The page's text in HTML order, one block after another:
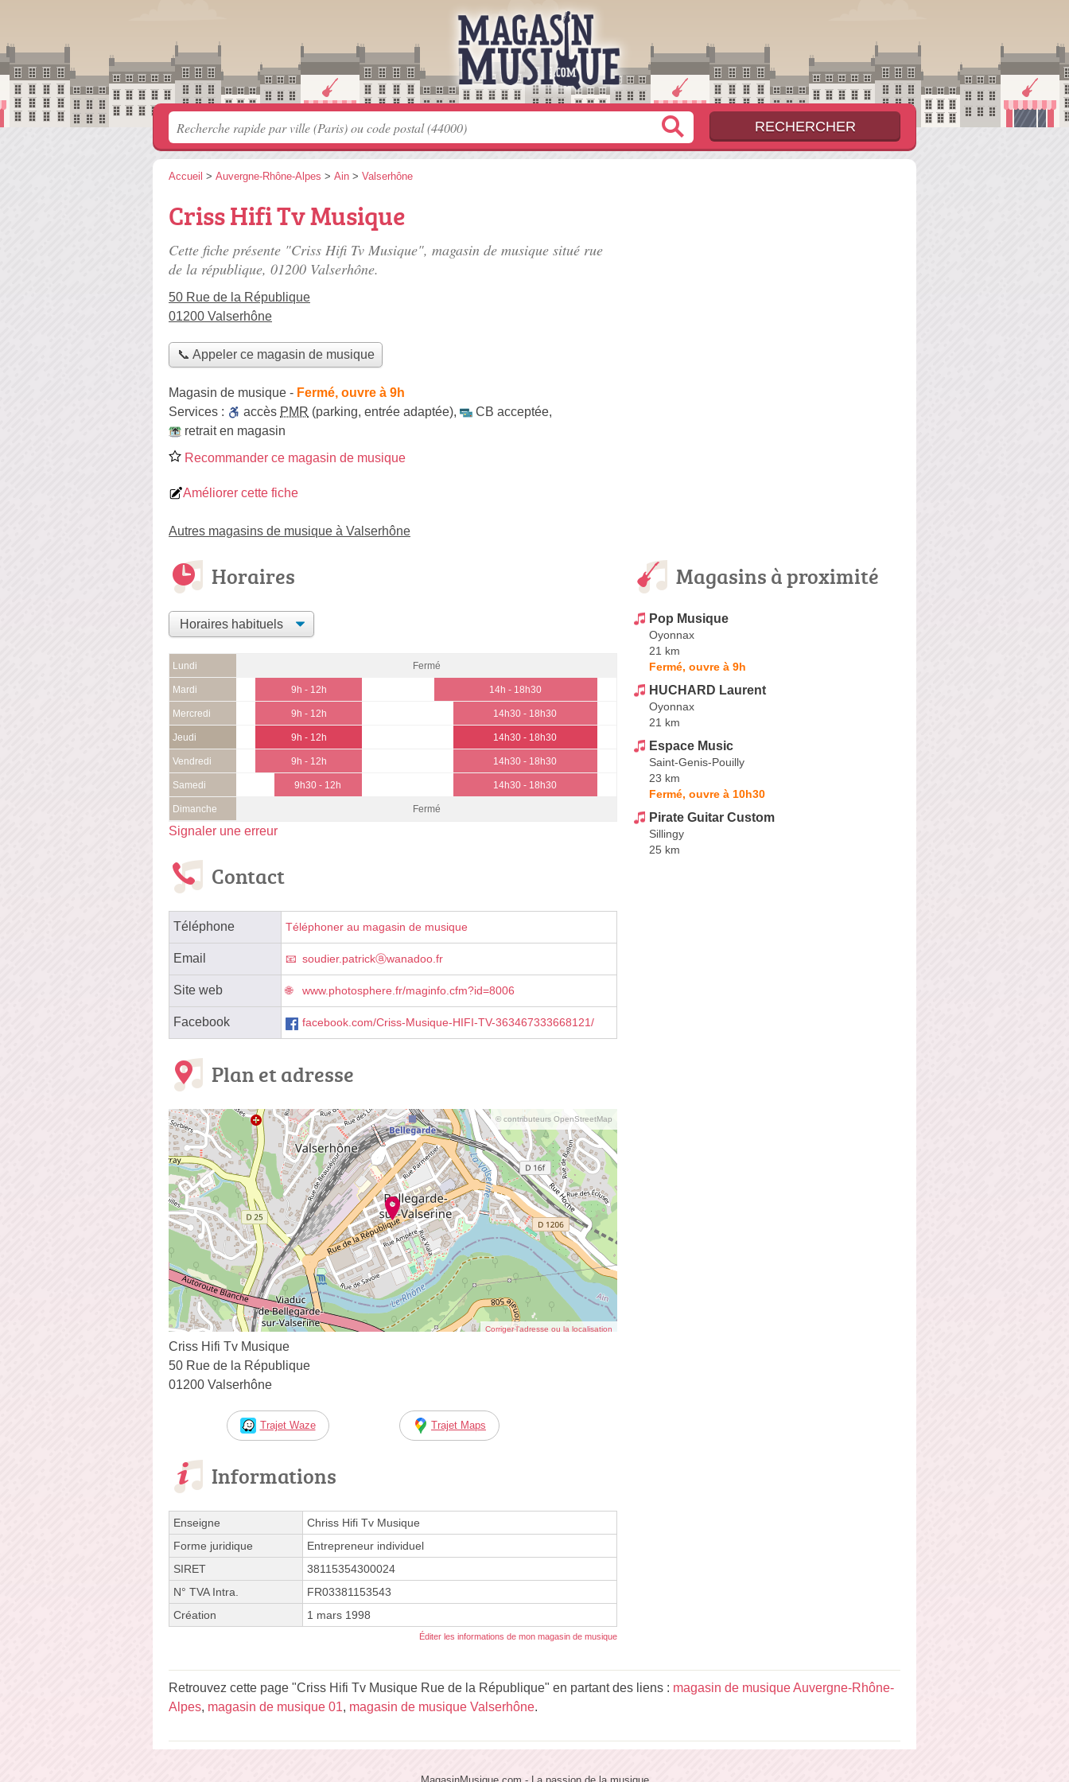
Accueil > Auvergne-Rhône-Alpes > Ain > Valserhône
Criss Hifi Tv Musique
Cette fiche présente "Criss Hifi Tv Musique", magasin de musique situé rue
de la république, 01200 Valserhône.
50 Rue de la République
01200 Valserhône
📞 Appeler ce magasin de musique
Magasin de musique - Fermé, ouvre à 9h
Services :
accès PMR (parking, entrée adaptée), CB acceptée,
retrait en magasin
Recommander ce magasin de musique
Améliorer cette fiche
Autres magasins de musique à Valserhône
Horaires
Lundi Fermé
Mardi 9h - 12h 14h - 18h30
Mercredi 9h - 12h 14h30 - 18h30
Jeudi 9h - 12h 14h30 - 18h30
Vendredi 9h - 12h 14h30 - 18h30
Samedi 9h30 - 12h 14h30 - 18h30
Dimanche Fermé
Signaler une erreur
Contact
Téléphone Téléphoner au magasin de musique
Email soudier.patrickⓐwanadoo.fr
Site web www.photosphere.fr/maginfo.cfm?id=8006
Facebook facebook.com/Criss-Musique-HIFI-TV-363467333668121/
Plan et adresse
© contributeurs OpenStreetMap
Corriger l’adresse ou la localisation
Criss Hifi Tv Musique
50 Rue de la République
01200 Valserhône
Trajet Waze Trajet Maps
Informations
Enseigne
Chriss Hifi Tv Musique
Forme juridique
Entrepreneur individuel
SIRET
38115354300024
N° TVA Intra.
FR03381153543
Création
1 mars 1998
Éditer les informations de mon magasin de musique
Magasins à proximité
Pop Musique
Oyonnax
21 km
Fermé, ouvre à 9h
HUCHARD Laurent
Oyonnax
21 km
Espace Music
Saint-Genis-Pouilly
23 km
Fermé, ouvre à 10h30
Pirate Guitar Custom
Sillingy
25 km
Retrouvez cette page "Criss Hifi Tv Musique Rue de la République" en partant des liens : magasin de musique Auvergne-Rhône-
Alpes, magasin de musique 01, magasin de musique Valserhône.